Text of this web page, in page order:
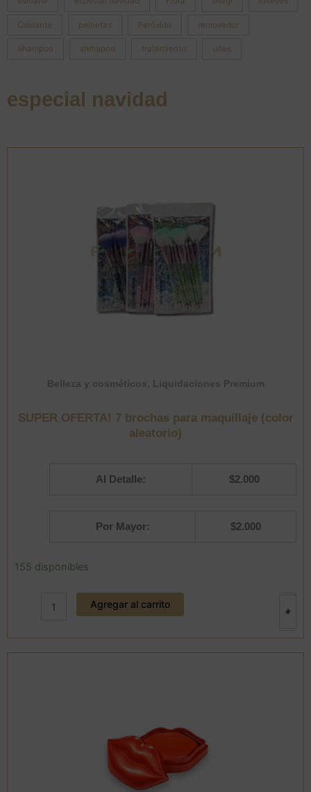
Oxidante peinetas Peróxido removedor
Shampoo shmapoo tratamiento uñas
especial navidad
Belleza y cosméticos, Liquidaciones Premium
SUPER OFERTA! 7 brochas para maquillaje (color
aleatorio)
Al Detalle: $2.000
Por Mayor: $2.000
155 disponibles
-
SUPER
+
Agregar al carrito